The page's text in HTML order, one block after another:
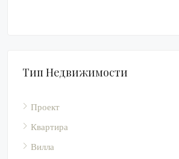
Тип Недвижимости
Проект
Квартира
Вилла